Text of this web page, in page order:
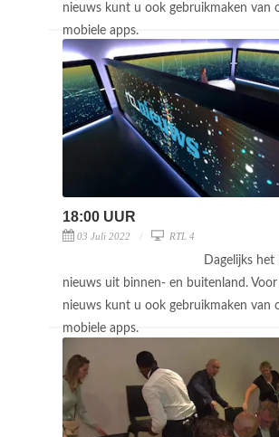
nieuws kunt u ook gebruikmaken van
mobiele apps.
18:00 UUR
03 Juli 2022 RTL 4
Dagelijks
nieuws uit binnen- en buitenland.
nieuws kunt u ook gebruikmaken van
mobiele apps.